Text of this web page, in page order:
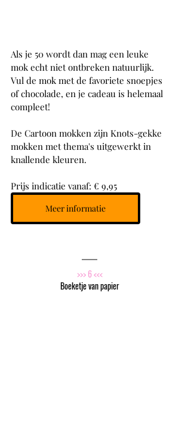
Als je 50 wordt dan mag een leuke
mok echt niet ontbreken natuurlijk.
Vul de mok met de favoriete snoepjes
of chocolade, en je cadeau is helemaal
compleet!
De Cartoon mokken zijn Knots-gekke
mokken met thema's uitgewerkt in
knallende kleuren.
Prijs indicatie vanaf: € 9,95
Meer informatie
>>> 6 <<<
Boeketje van papier